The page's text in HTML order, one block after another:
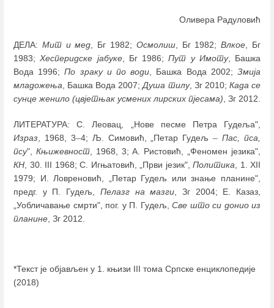
Оливера Радуловић
ДЕЛА: Мит и мед, Бг 1982; Осмолиш, Бг 1982;Влкое, Бг
1983;Хесперидске јабуке, Бг 1986;Пут у Имоту, Башка
Вода 1996;По зраку и по води, Башка Вода 2002;Змија
младожења, Башка Вода 2007;Душа тилу, Зг 2010; Када се
сунце женило (цвјетњак усмених лирских пјесама), Зг 2012.
ЛИТЕРАТУРА: С. Леовац, „Нове песме Петра Гудеља",
Израз , 1968, 3–4; Љ. Симовић, „Петар Гудељ– Пас, пса,
псу", Књижевност, 1968, 3; А. Ристовић, „Феномен језика",
КН , 30. III 1968; С. Игњатовић, „Први језик", Политика , 1. XII
1979; И. Ловреновић, „Петар Гудељ или знање планине",
предг. у П. Гудељ, Пелазг на мазги , Зг 2004; Е. Казаз,
„Уобличавање смрти", пог. у П. Гудељ, Све што си донио из
планине , Зг 2012.
*Текст је објављен у 1. књизи III тома Српске енциклопедије
(2018)